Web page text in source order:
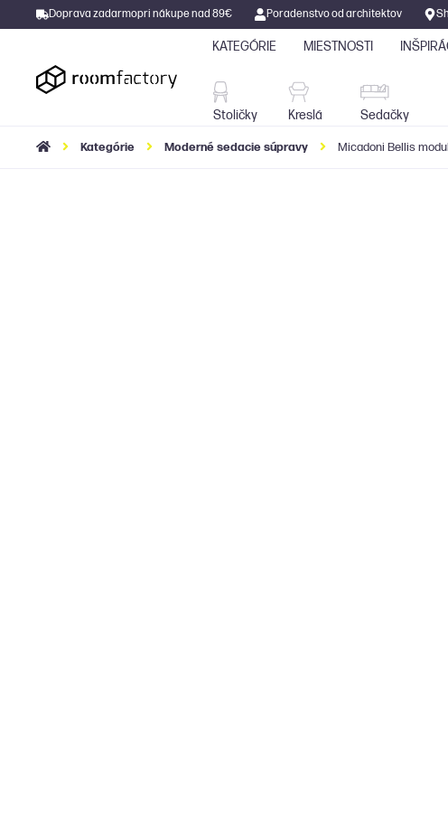
Doprava zadarmopri nákupe nad 89€ Poradenstvo od architektov
KATEGÓRIE
Kreslá
MIESTNOSTI
Stoličky Kreslá Sedačky
Kategórie Moderné sedacie súpravy Micadoni Bellis